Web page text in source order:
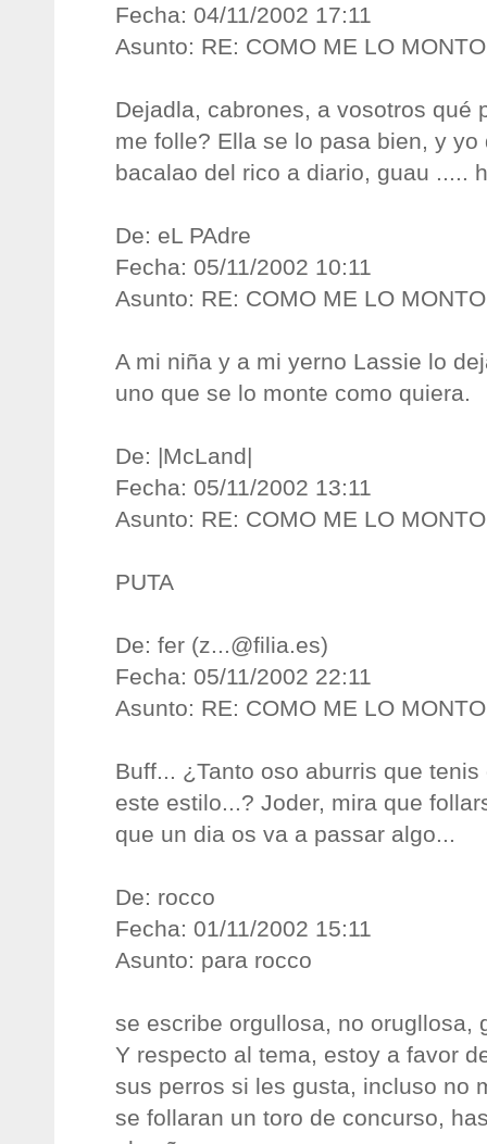
Fecha: 04/11/2002 17:11
Asunto: RE: COMO ME LO
Dejadla, cabrones, a vosotros qué
me folle? Ella se lo pasa bien, y
bacalao del rico a diario, guau .....
De: eL PAdre
Fecha: 05/11/2002 10:11
Asunto: RE: COMO ME LO
A mi niña y a mi yerno Lassie lo
uno que se lo monte como quiera.
De: |McLand|
Fecha: 05/11/2002 13:11
Asunto: RE: COMO ME LO
PUTA
De: fer (z...@filia.es)
Fecha: 05/11/2002 22:11
Asunto: RE: COMO ME LO
Buff... ¿Tanto oso aburris que
este estilo...? Joder, mira que
que un dia os va a passar algo...
De: rocco
Fecha: 01/11/2002 15:11
Asunto: para rocco
se escribe orgullosa, no orugllosa,
Y respecto al tema, estoy a favor
sus perros si les gusta, incluso no
se follaran un toro de concurso,